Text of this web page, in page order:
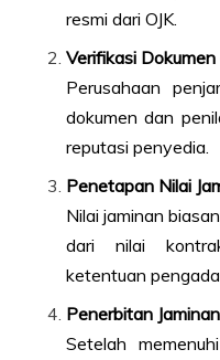
resmi dari OJK.
Verifikasi
Perusahaan
dokumen dan
reputasi penyedia.
Penetapan Nilai
Nilai jaminan
dari nilai
ketentuan
Penerbitan Jaminan
Setelah